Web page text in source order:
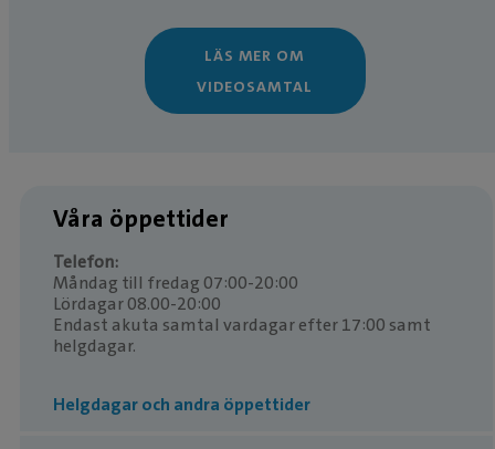
LÄS MER OM
VIDEOSAMTAL
Våra öppettider
Telefon:
Måndag till fredag 07:00-20:00
Lördagar 08.00-20:00
Endast akuta samtal vardagar efter 17:00 samt
helgdagar.
Helgdagar och andra öppettider